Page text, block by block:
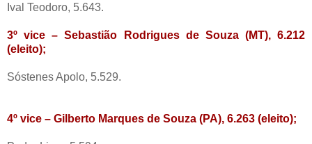
Ival Teodoro, 5.643.
3º vice – Sebastião Rodrigues de Souza (MT), 6.212
(eleito);
Sóstenes Apolo, 5.529.
4º vice – Gilberto Marques de Souza (PA), 6.263 (eleito);